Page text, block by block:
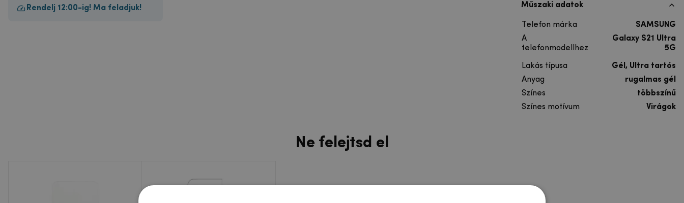
Rendelj 12:00-ig! Ma feladjuk! Műszaki adatok
Telefon márka
SAMSUNG
A
telefonmodellhez
Galaxy S21 Ultra
5G
Lakás típusa
Gél, Ultra tartós
Anyag
rugalmas gél
Színes
többszínű
Színes motívum
Virágok
Ne felejtsd el